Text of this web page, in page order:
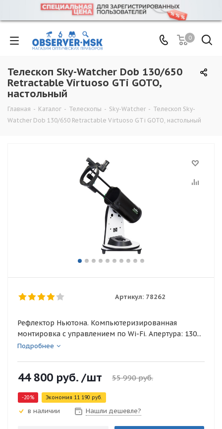
0
Телескоп Sky-Watcher Dob 130/650
Retractable Virtuoso GTi GOTO,
настольный
Главная - Каталог - Телескопы - Sky-Watcher - Телескоп Sky-
Watcher Dob 130/650 Retractable Virtuoso GTi GOTO, настольный
Артикул: 78262
Рефлектор Ньютона. Компьютеризированная
монтировка с управлением по Wi-Fi. Апертура: 130...
Подробнее
44 800 руб. /шт 55 990руб.
-20% Экономия 11 190 руб.
в наличии Нашли дешевле?